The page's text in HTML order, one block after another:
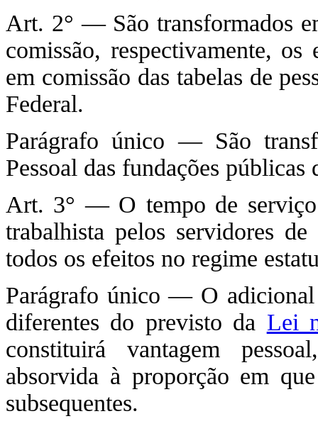
Art. 2° — São transformados
comissão, respectivamente, os
em comissão das tabelas de
Federal.
Parágrafo único — São
Pessoal das fundações
Art. 3° — O tempo de serviço
trabalhista pelos servidores
todos os efeitos no regime
Parágrafo único — O adicional
diferentes do previsto da Lei
constituirá vantagem
absorvida à proporção em
subsequentes.